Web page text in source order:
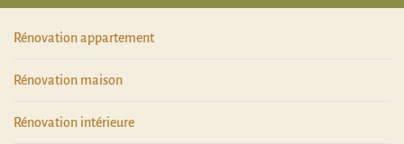
Rénovation appartement
Rénovation maison
Rénovation intérieure